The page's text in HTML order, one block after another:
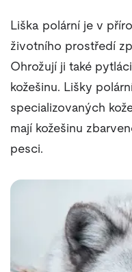
Liška polární je v
životního prostředí
Ohrožují ji také
kožešinu. Lišky
specializovaných
mají kožešinu
pesci.